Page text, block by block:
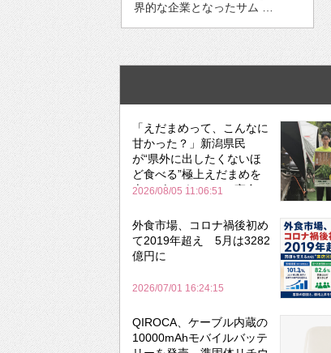
界的な企業となったサム …
「えだまめって、こんなに
甘かった？」新潟県民
が“県外に出したくないほ
ど食べる”極上えだまめを
森のビアガーデンで実食
2026/08/05 11:06:51
外食市場、コロナ禍後初め
て2019年超え 5月は3282
億円に
2026/07/01 16:24:15
QIROCA、ケーブル内蔵の
10000mAhモバイルバッテ